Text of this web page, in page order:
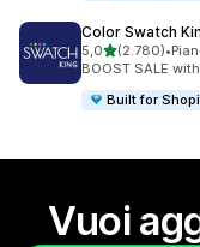
Color Swatch
5,0stelle su 5
(2.780)
2780 recensioni
•
BOOST SALE
Built for
Vuoi